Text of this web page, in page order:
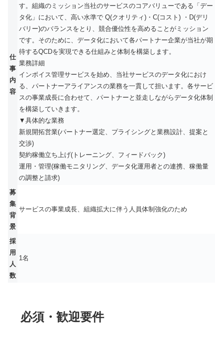
仕
事
内
容
す。組織のミッション当社のサービスのコアバリューである「デー
タ化」において、高い水準で Q(クオリティ)・C(コスト) ・D(デリ
バリー)のバランスをとり、競合優位性を高めることがミッション
です。そのために、データ化において各パートナー企業が当社が期
待するQCDを実現できる仕組みと体制を構築します。
業務詳細
インボイス管理サービスを始め、当社サービスのデータ化におけ
る、パートナーアライアンスの業務を一貫して担います。各サービ
スの事業成長に合わせて、パートナーと並走しながらデータ化体制
を構築していきます。
▼具体的な業務
新規開拓営業(パートナー選定、プライシングと業務設計、提案と
交渉)
契約稼働立ち上げ(トレーニング、フィードバック)
運用・管理(稼働モニタリング、データ化運用者との連携、稼働量
の調整と請求)
募
集
背
景
サービスの事業成長、組織拡大に伴う人員体制強化のため
採
用
人
数
1名
必須・歓迎要件